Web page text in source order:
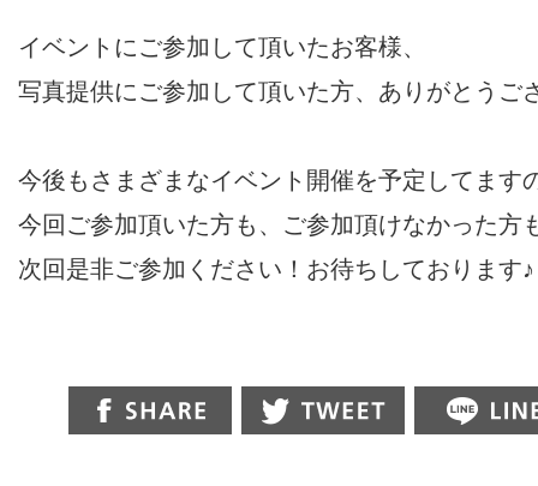
イベントにご参加して頂いたお客様、
写真提供にご参加して頂いた方、ありがとうご
今後もさまざまなイベント開催を予定してます
今回ご参加頂いた方も、ご参加頂けなかった方
次回是非ご参加ください！お待ちしております♪